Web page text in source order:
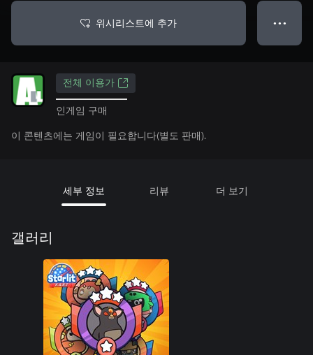
위시리스트에 추가 ● ● ●
전체 이용가
인게임 구매
이 콘텐츠에는 게임이 필요합니다(별도 판매).
세부 정보 리뷰 더 보기
갤러리